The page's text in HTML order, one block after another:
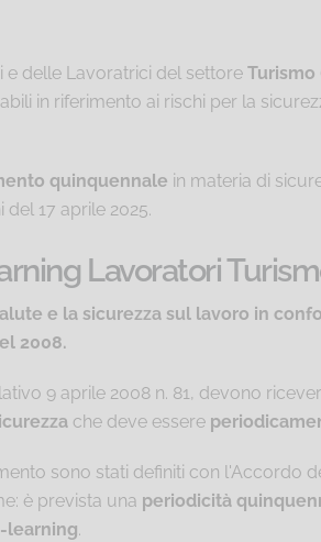
delle Lavoratrici del settore Turismo
in riferimento ai rischi per la
quinquennale in materia di
17 aprile 2025.
Lavoratori
e la sicurezza sul lavoro in
2008.
9 aprile 2008 n. 81, devono
che deve essere
sono stati definiti con l'Accordo
è prevista una periodicità
learning.